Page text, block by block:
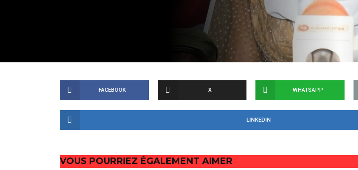
FACEBOOK X WHATSAPP
LINKEDIN
VOUS POURRIEZ ÉGALEMENT AIMER